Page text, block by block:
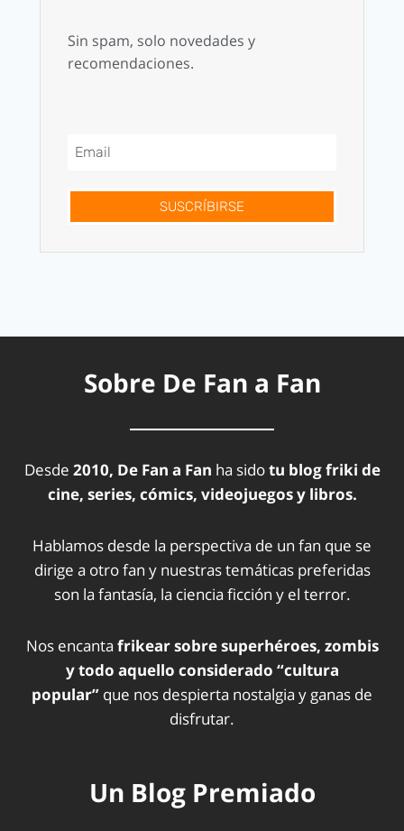
Sin spam, solo novedades y
recomendaciones.
SUSCRÍBIRSE
Sobre De Fan a Fan
Desde 2010, De Fan a Fan ha sidotu blog friki de
cine, series, cómics, videojuegos y libros.
Hablamos desde la perspectiva de un fan que se
dirige a otro fan y nuestras temáticas preferidas
son la fantasía, la ciencia ficción y el terror.
Nos encanta frikear sobre superhéroes, zombis
y todo aquello considerado “cultura
popular” que nos despierta nostalgia y ganas de
disfrutar.
Un Blog Premiado